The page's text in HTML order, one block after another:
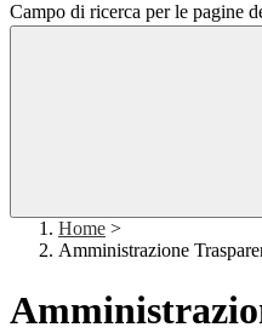
Campo di ricerca per le pagine
Home >
Amministrazione